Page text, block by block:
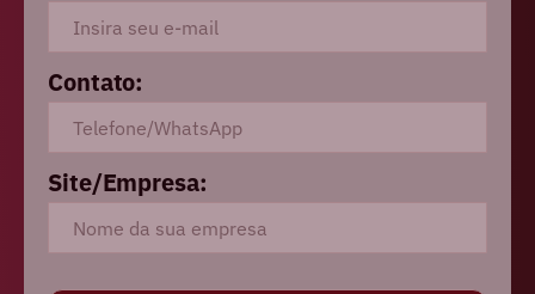
Contato:
Site/Empresa: